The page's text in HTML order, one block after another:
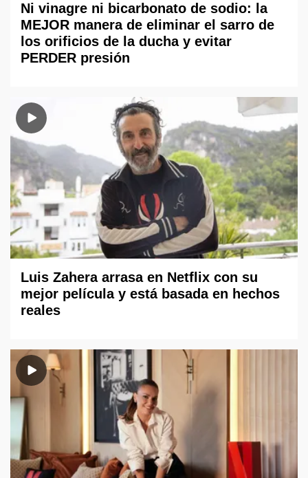
Ni vinagre ni bicarbonato de sodio: la
MEJOR manera de eliminar el sarro de
los orificios de la ducha y evitar
PERDER presión
Luis Zahera arrasa en Netflix con su
mejor película y está basada en hechos
reales